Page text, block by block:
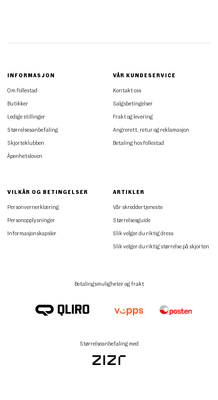
INFORMASJON
Om Follestad
Butikker
Ledige stillinger
Størrelsesanbefaling
Skjorteklubben
Åpenhetsloven
VÅR KUNDESERVICE
Kontakt oss
Salgsbetingelser
Frakt og levering
Angrerett, retur og reklamasjon
Betaling hos Follestad
VILKÅR OG BETINGELSER
Personvernerklæring
Personopplysninger
Informasjonskapsler
ARTIKLER
Vår skreddertjeneste
Størrelsesguide
Slik velger du riktig dress
Slik velger du riktig størrelse på skjorten
Betalingsmuligheter og frakt
Størrelseanbefaling med